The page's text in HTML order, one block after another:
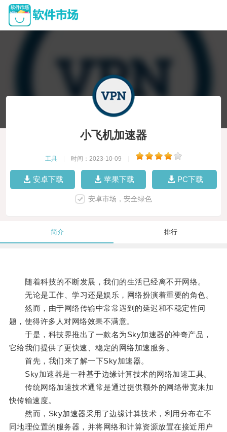
小飞机加速器
工具 时间：2023-10-09
安卓下载 苹果下载 PC下载
安卓市场，安全绿色
简介 排行
随着科技的不断发展，我们的生活已经离不开网络。
无论是工作、学习还是娱乐，网络扮演着重要的角色。
然而，由于网络传输中常常遇到的延迟和不稳定性问
题，使得许多人对网络效果不满意。
于是，科技界推出了一款名为Sky加速器的神奇产品，
它给我们提供了更快速、稳定的网络加速服务。
首先，我们来了解一下Sky加速器。
Sky加速器是一种基于边缘计算技术的网络加速工具。
传统网络加速技术通常是通过提供额外的网络带宽来加
快传输速度。
然而，Sky加速器采用了边缘计算技术，利用分布在不
同地理位置的服务器，并将网络和计算资源放置在接近用户